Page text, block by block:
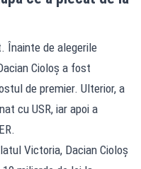
Înainte de alegerile
Cioloș a fost
de premier. Ulterior, a
cu USR, iar apoi a
Victoria, Dacian Cioloș